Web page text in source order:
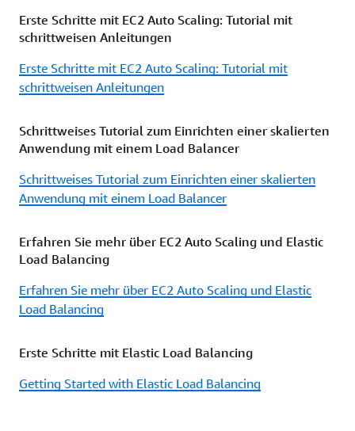
Erste Schritte mit EC2 Auto Scaling: Tutorial mit
schrittweisen Anleitungen
Erste Schritte mit EC2 Auto Scaling: Tutorial mit
schrittweisen Anleitungen
Schrittweises Tutorial zum Einrichten einer skalierten
Anwendung mit einem Load Balancer
Schrittweises Tutorial zum Einrichten einer skalierten
Anwendung mit einem Load Balancer
Erfahren Sie mehr über EC2 Auto Scaling und Elastic
Load Balancing
Erfahren Sie mehr über EC2 Auto Scaling und Elastic
Load Balancing
Erste Schritte mit Elastic Load Balancing
Getting Started with Elastic Load Balancing